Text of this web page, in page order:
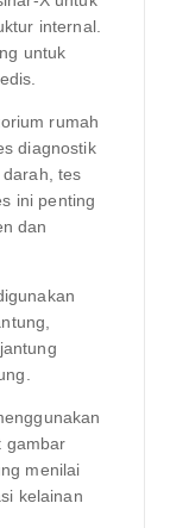
internal.
untuk
rumah
diagnostik
tes
ini penting
dan
gambar
menilai
kelainan